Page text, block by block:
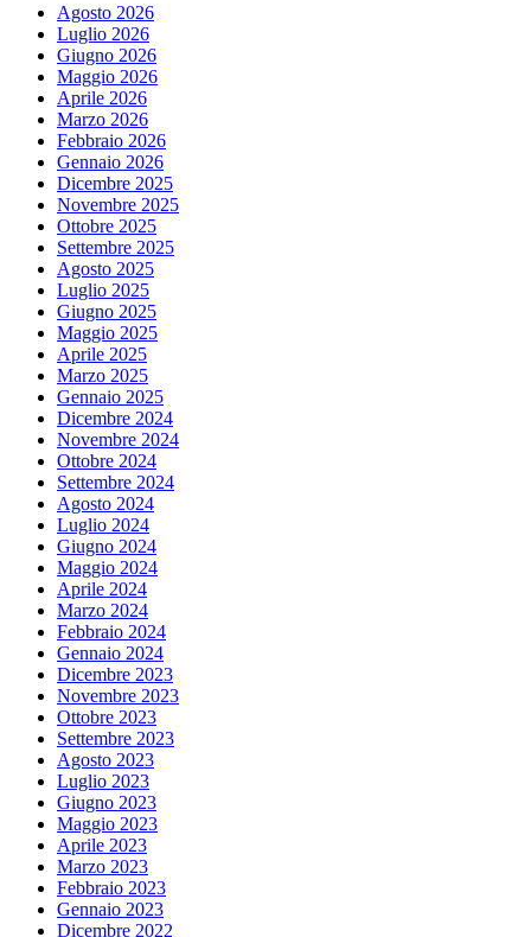
Agosto 2026
Luglio 2026
Giugno 2026
Maggio 2026
Aprile 2026
Marzo 2026
Febbraio 2026
Gennaio 2026
Dicembre 2025
Novembre 2025
Ottobre 2025
Settembre 2025
Agosto 2025
Luglio 2025
Giugno 2025
Maggio 2025
Aprile 2025
Marzo 2025
Gennaio 2025
Dicembre 2024
Novembre 2024
Ottobre 2024
Settembre 2024
Agosto 2024
Luglio 2024
Giugno 2024
Maggio 2024
Aprile 2024
Marzo 2024
Febbraio 2024
Gennaio 2024
Dicembre 2023
Novembre 2023
Ottobre 2023
Settembre 2023
Agosto 2023
Luglio 2023
Giugno 2023
Maggio 2023
Aprile 2023
Marzo 2023
Febbraio 2023
Gennaio 2023
Dicembre 2022